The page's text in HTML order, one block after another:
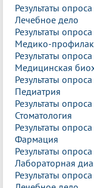
Результаты
Лечебное дело
Результаты
Медико-
Результаты
Медицинская
Результаты
Педиатрия
Результаты
Стоматология
Результаты
Фармация
Результаты
Лабораторная
Результаты